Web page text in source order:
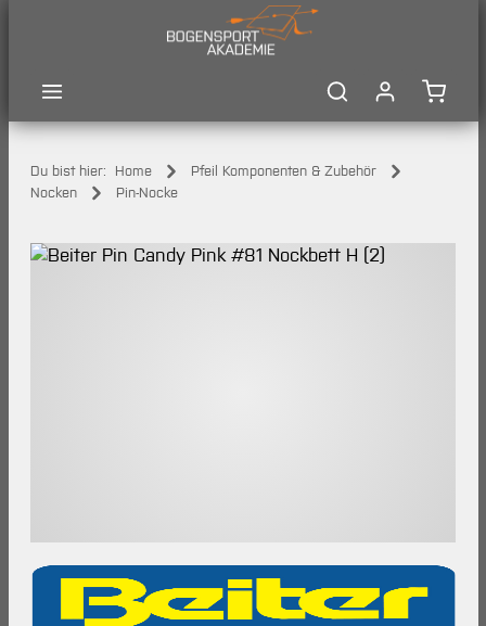
Du bist hier: Home
Pfeil Komponenten & Zubehör
Nocken
Pin-Nocke
Bildergalerie überspringen